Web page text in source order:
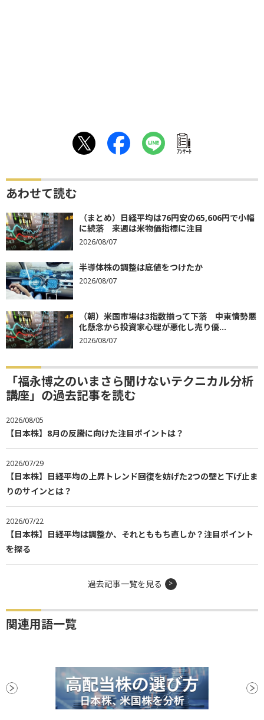
ｱﾝｹｰﾄ
あわせて読む
（まとめ）日経平均は76円安の65,606円で小幅
に続落 来週は米物価指標に注目
2026/08/07
半導体株の調整は底値をつけたか
2026/08/07
（朝）米国市場は3指数揃って下落 中東情勢悪
化懸念から投資家心理が悪化し売り優...
2026/08/07
「福永博之のいまさら聞けないテクニカル分析
講座」の過去記事を読む
2026/08/05
【日本株】8月の反騰に向けた注目ポイントは？
2026/07/29
【日本株】日経平均の上昇トレンド回復を妨げた2つの壁と下げ止ま
りのサインとは？
2026/07/22
【日本株】日経平均は調整か、それとももち直しか？注目ポイント
を探る
過去記事一覧を見る
関連用語一覧